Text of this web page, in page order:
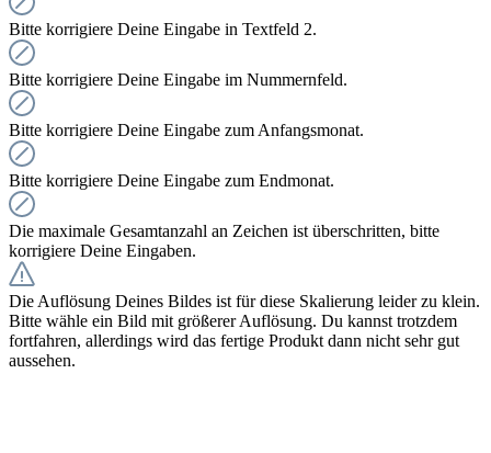
Bitte korrigiere Deine Eingabe in Textfeld 2.
Bitte korrigiere Deine Eingabe im Nummernfeld.
Bitte korrigiere Deine Eingabe zum Anfangsmonat.
Bitte korrigiere Deine Eingabe zum Endmonat.
Die maximale Gesamtanzahl an Zeichen ist überschritten, bitte
korrigiere Deine Eingaben.
Die Auflösung Deines Bildes ist für diese Skalierung leider zu klein.
Bitte wähle ein Bild mit größerer Auflösung. Du kannst trotzdem
fortfahren, allerdings wird das fertige Produkt dann nicht sehr gut
aussehen.